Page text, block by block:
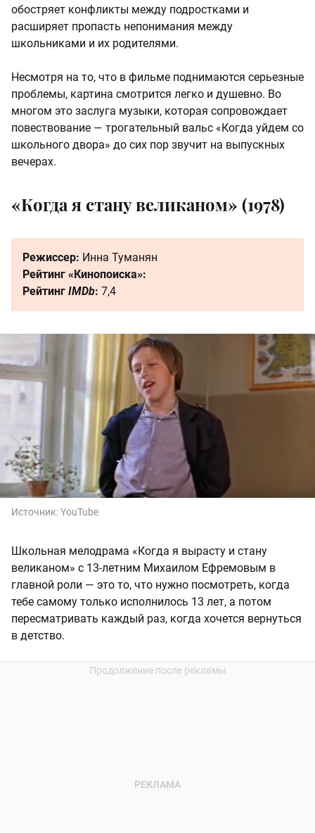
обостряет конфликты между подростками и
расширяет пропасть непонимания между
школьниками и их родителями.
Несмотря на то, что в фильме поднимаются серьезные
проблемы, картина смотрится легко и душевно. Во
многом это заслуга музыки, которая сопровождает
повествование — трогательный вальс «Когда уйдем со
школьного двора» до сих пор звучит на выпускных
вечерах.
«Когда я стану великаном» (1978)
Режиссер: Инна Туманян
Рейтинг «Кинопоиска»:
Рейтинг IMDb: 7,4
Источник:YouTube
Школьная мелодрама «Когда я вырасту и стану
великаном» с 13-летним Михаилом Ефремовым в
главной роли — это то, что нужно посмотреть, когда
тебе самому только исполнилось 13 лет, а потом
пересматривать каждый раз, когда хочется вернуться
в детство.